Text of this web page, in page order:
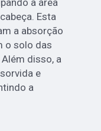
Esta
a absorção
o solo das
disso, a
e
a